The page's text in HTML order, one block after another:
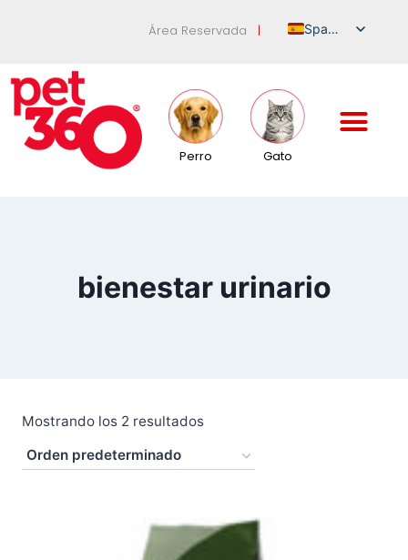
Área Reservada |
Spanish
German
Perro Gato
bienestar urinario
Mostrando los 2 resultados